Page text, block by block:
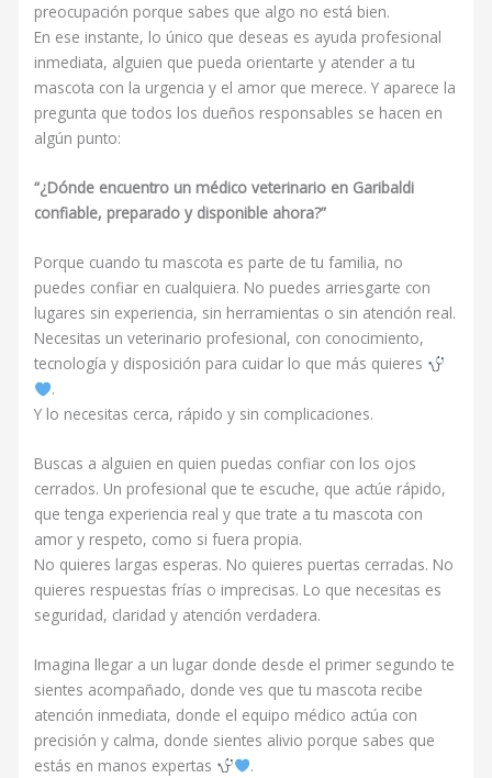
preocupación porque sabes que algo no está bien.
En ese instante, lo único que deseas es ayuda profesional
inmediata, alguien que pueda orientarte y atender a tu
mascota con la urgencia y el amor que merece. Y aparece la
pregunta que todos los dueños responsables se hacen en
algún punto:
“¿Dónde encuentro un médico veterinario en Garibaldi
confiable, preparado y disponible ahora?”
Porque cuando tu mascota es parte de tu familia, no
puedes confiar en cualquiera. No puedes arriesgarte con
lugares sin experiencia, sin herramientas o sin atención real.
Necesitas un veterinario profesional, con conocimiento,
tecnología y disposición para cuidar lo que más quieres
.
Y lo necesitas cerca, rápido y sin complicaciones.
Buscas a alguien en quien puedas confiar con los ojos
cerrados. Un profesional que te escuche, que actúe rápido,
que tenga experiencia real y que trate a tu mascota con
amor y respeto, como si fuera propia.
No quieres largas esperas. No quieres puertas cerradas. No
quieres respuestas frías o imprecisas. Lo que necesitas es
seguridad, claridad y atención verdadera.
Imagina llegar a un lugar donde desde el primer segundo te
sientes acompañado, donde ves que tu mascota recibe
atención inmediata, donde el equipo médico actúa con
precisión y calma, donde sientes alivio porque sabes que
estás en manos expertas
.